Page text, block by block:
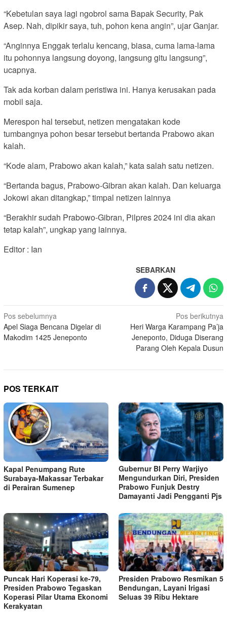
“Kebetulan saya lagi ngobrol sama Bapak Security, Pak
Asep. Nah, dipikir saya, tuh, pohon kena angin”, ujar Ganjar.
“Anginnya Enggak terlalu kencang, biasa, cuma lama-lama
itu pohonnya langsung doyong, langsung gitu langsung”,
ucapnya.
Tak ada korban dalam peristiwa ini. Hanya kerusakan pada
mobil saja.
Merespon hal tersebut, netizen mengatakan kode
tumbangnya pohon besar tersebut bertanda Prabowo akan
kalah.
“Kode alam, Prabowo akan kalah,” kata salah satu netizen.
“Bertanda bagus, Prabowo-Gibran akan kalah. Dan keluarga
Jokowi akan ditangkap,” timpal netizen lainnya
“Berakhir sudah Prabowo-Gibran, Pilpres 2024 ini dia akan
tetap kalah”, ungkap yang lainnya.
Editor : Ian
SEBARKAN
Navigasi
pos
Pos sebelumnya
Apel Siaga Bencana Digelar di
Makodim 1425 Jeneponto
Pos berikutnya
Heri Warga Karampang Pa’ja
Jeneponto, Diduga Diserang
Parang Oleh Kepala Dusun
POS TERKAIT
Kapal Penumpang Rute
Surabaya-Makassar Terbakar
di Perairan Sumenep
Gubernur BI Perry Warjiyo
Mengundurkan Diri, Presiden
Prabowo Funjuk Destry
Damayanti Jadi Pengganti Pjs
Puncak Hari Koperasi ke-79,
Presiden Prabowo Tegaskan
Koperasi Pilar Utama Ekonomi
Kerakyatan
Presiden Prabowo Resmikan 5
Bendungan, Layani Irigasi
Seluas 39 Ribu Hektare